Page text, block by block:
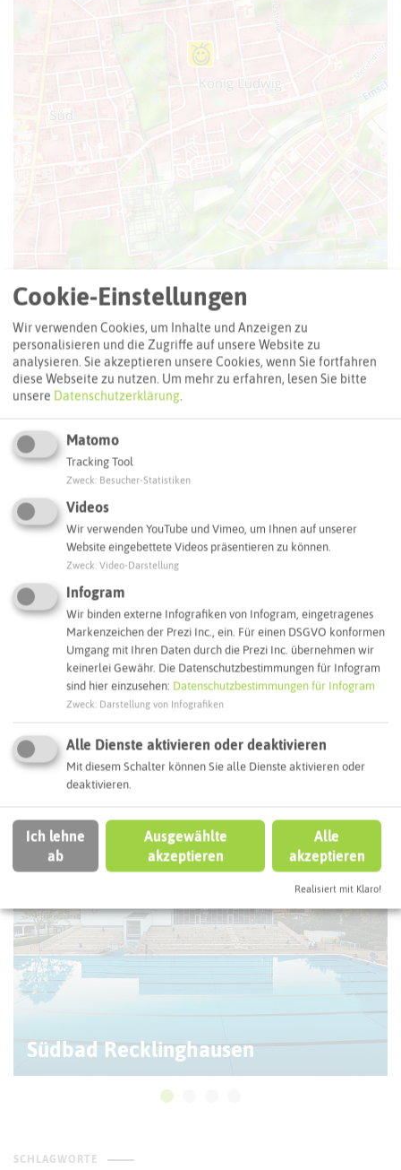
Adresse:
Atelierhaus Recklinghausen
Königstraße 49 a
45663 Recklinghausen
Webseite
Interaktive Karte
Routenplanung zum Ziel:
ÖPNV-Route finden
Autoroute finden
ATTRAKTIONEN IN DER UMGEBUNG
Was ihr hier noch erleben könnt
Südbad Recklinghausen
SCHLAGWORTE
Cookie-Einstellungen
Wir verwenden Cookies, um Inhalte und Anzeigen zu
personalisieren und die Zugriffe auf unsere Website zu
analysieren. Sie akzeptieren unsere Cookies, wenn Sie fortfahren
diese Webseite zu nutzen. Um mehr zu erfahren, lesen Sie bitte
unsere Datenschutzerklärung.
Matomo
Tracking Tool
Zweck Besucher-Statistiken
Videos
Wir verwenden YouTube und Vimeo, um Ihnen auf unserer
Website eingebettete Videos präsentieren zu können.
Zweck Video-Darstellung
Infogram
Wir binden externe Infografiken von Infogram, eingetragenes
Markenzeichen der Prezi Inc., ein. Für einen DSGVO konformen
Umgang mit Ihren Daten durch die Prezi Inc. übernehmen wir
keinerlei Gewähr. Die Datenschutzbestimmungen für Infogram
sind hier einzusehen: Datenschutzbestimmungen für Infogram
Zweck Darstellung von Infografiken
Alle Dienste aktivieren oder deaktivieren
Mit diesem Schalter können Sie alle Dienste aktivieren oder
deaktivieren.
Ich lehne
ab
Ausgewählte
akzeptieren
Alle
akzeptieren
Realisiert mit Klaro!